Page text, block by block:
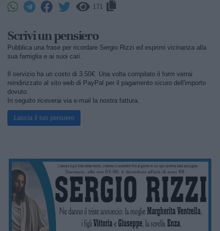
171
Scrivi un pensiero
Pubblica una frase per ricordare Sergio Rizzi ed esprimi vicinanza alla
sua famiglia e ai suoi cari.
Il servizio ha un costo di 3.50€. Una volta compilato il form verrai
reindirizzato al sito web di PayPal per il pagamento sicuro dell'importo
dovuto.
In seguito riceverai via e-mail la nostra fattura.
Lascia il tuo pensiero